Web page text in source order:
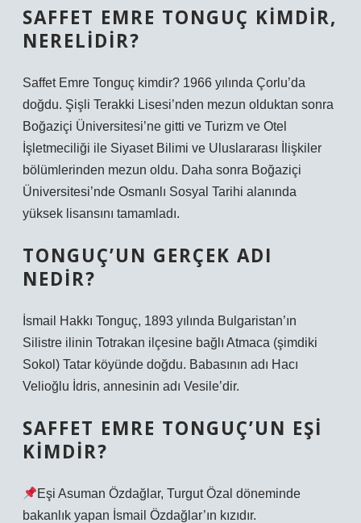
SAFFET EMRE TONGUÇ KIMDIR,
NERELIDIR?
Saffet Emre Tonguç kimdir? 1966 yılında Çorlu’da
doğdu. Şişli Terakki Lisesi’nden mezun olduktan sonra
Boğaziçi Üniversitesi’ne gitti ve Turizm ve Otel
İşletmeciliği ile Siyaset Bilimi ve Uluslararası İlişkiler
bölümlerinden mezun oldu. Daha sonra Boğaziçi
Üniversitesi’nde Osmanlı Sosyal Tarihi alanında
yüksek lisansını tamamladı.
TONGUÇ’UN GERÇEK ADI
NEDIR?
İsmail Hakkı Tonguç, 1893 yılında Bulgaristan’ın
Silistre ilinin Totrakan ilçesine bağlı Atmaca (şimdiki
Sokol) Tatar köyünde doğdu. Babasının adı Hacı
Velioğlu İdris, annesinin adı Vesile’dir.
SAFFET EMRE TONGUÇ’UN EŞI
KIMDIR?
Eşi Asuman Özdağlar, Turgut Özal döneminde
bakanlık yapan İsmail Özdağlar’ın kızıdır.